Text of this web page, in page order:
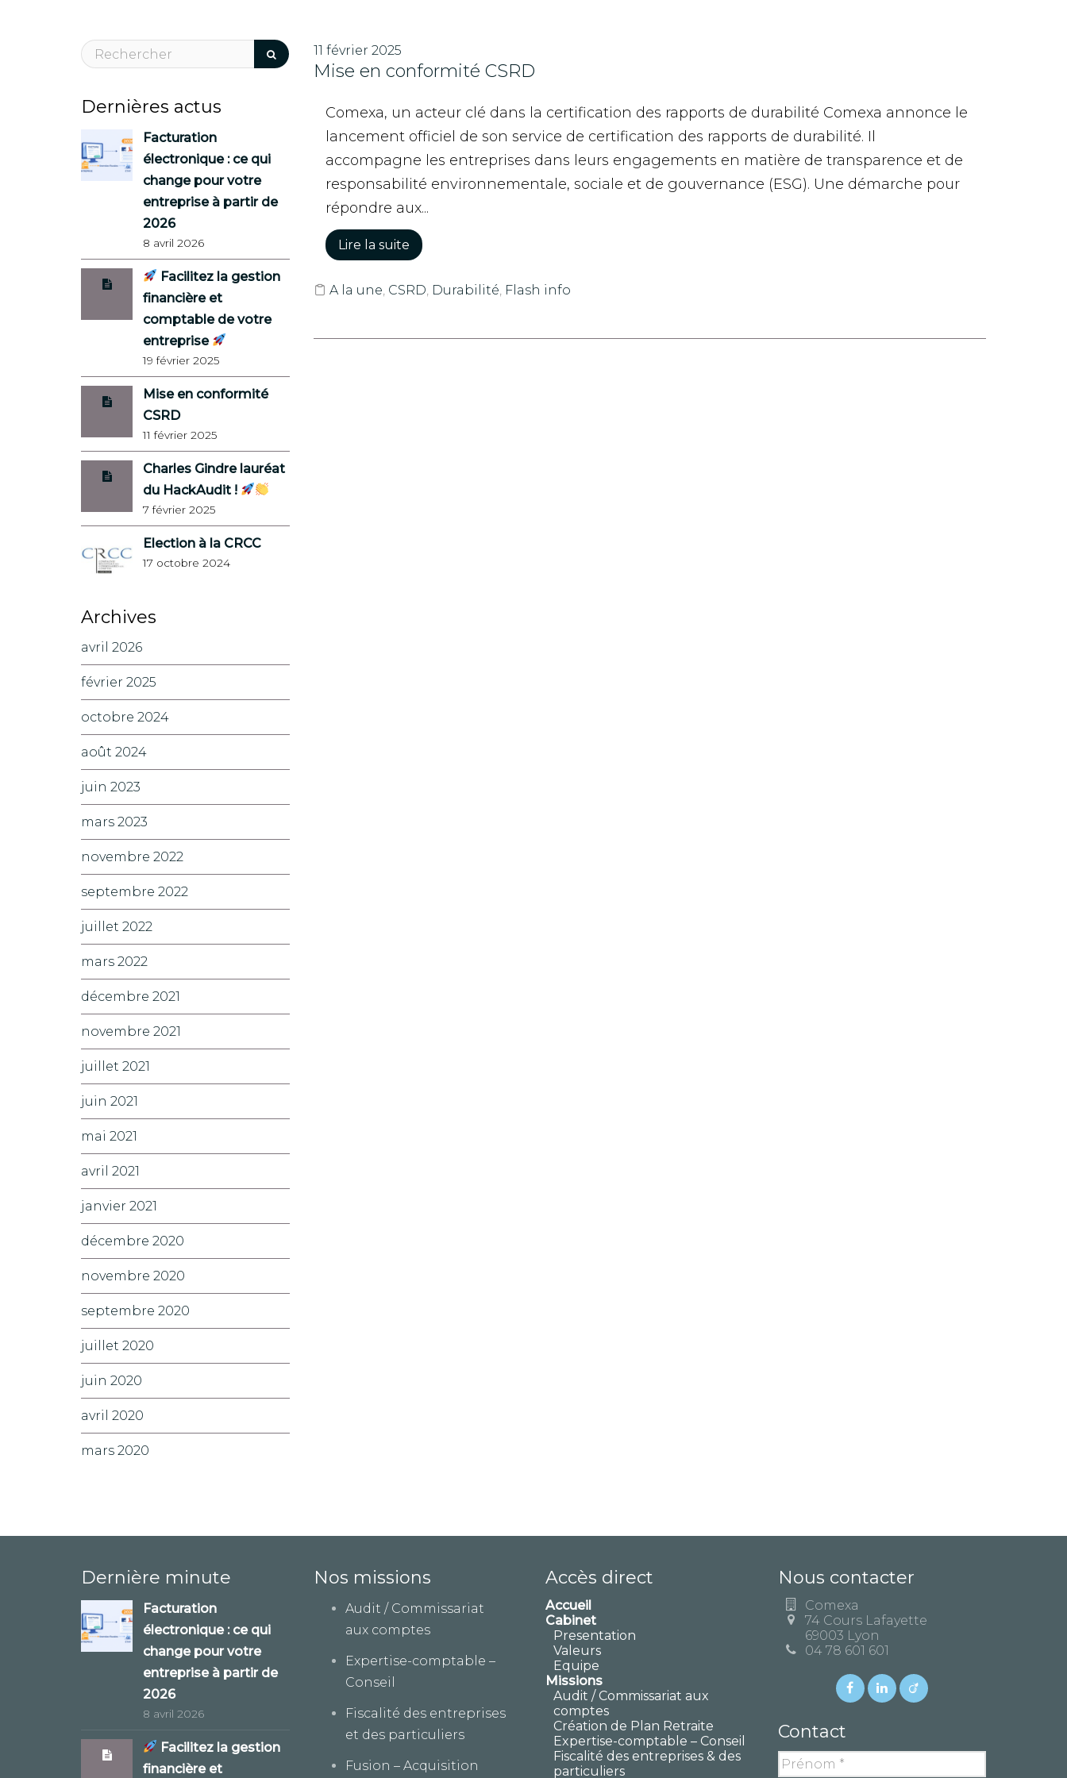
11 février 2025
Mise en conformité CSRD
Comexa, un acteur clé dans la certification des rapports de durabilité Comexa annonce le
lancement officiel de son service de certification des rapports de durabilité. Il
accompagne les entreprises dans leurs engagements en matière de transparence et de
responsabilité environnementale, sociale et de gouvernance (ESG). Une démarche pour
répondre aux...
Lire la suite
A la une, CSRD, Durabilité, Flash info
Dernières actus
Facturation
électronique : ce qui
change pour votre
entreprise à partir de
2026
8 avril 2026
Facilitez la gestion
financière et
comptable de votre
entreprise
19 février 2025
Mise en conformité
CSRD
11 février 2025
Charles Gindre lauréat
du HackAudit !
7 février 2025
Election à la CRCC
17 octobre 2024
Archives
avril 2026
février 2025
octobre 2024
août 2024
juin 2023
mars 2023
novembre 2022
septembre 2022
juillet 2022
mars 2022
décembre 2021
novembre 2021
juillet 2021
juin 2021
mai 2021
avril 2021
janvier 2021
décembre 2020
novembre 2020
septembre 2020
juillet 2020
juin 2020
avril 2020
mars 2020
Dernière minute
Facturation
électronique : ce qui
change pour votre
entreprise à partir de
2026
8 avril 2026
Facilitez la gestion
financière et
Nos missions
Audit / Commissariat
aux comptes
Expertise-comptable –
Conseil
Fiscalité des entreprises
et des particuliers
Fusion – Acquisition
Accès direct
Accueil
Cabinet
Presentation
Valeurs
Equipe
Missions
Audit / Commissariat aux
comptes
Création de Plan Retraite
Expertise-comptable – Conseil
Fiscalité des entreprises & des
particuliers
Nous contacter
Comexa
74 Cours Lafayette
69003 Lyon
04 78 601 601
Contact